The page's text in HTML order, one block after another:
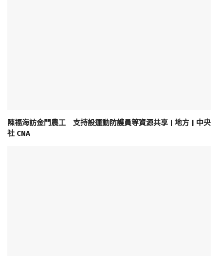
陳福海訪金門農工 支持設運動防護員等資源共享 | 地方 | 中央
社 CNA